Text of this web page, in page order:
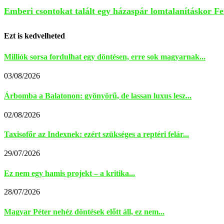
Emberi csontokat talált egy házaspár lomtalanításkor
Ezt is kedvelheted
Milliók sorsa fordulhat egy döntésen, erre sok magyarnak...
03/08/2026
Árbomba a Balatonon: gyönyörű, de lassan luxus lesz...
02/08/2026
Taxisofőr az Indexnek: ezért szükséges a reptéri felár...
29/07/2026
Ez nem egy hamis projekt – a kritika...
28/07/2026
Magyar Péter nehéz döntések előtt áll, ez nem...